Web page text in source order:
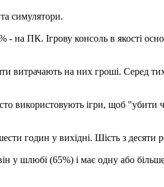
симулятори.
на ПК. Ігрову консоль в якості
витрачають на них гроші. Серед
використовують ігри, щоб
годин у вихідні. Шість з десяти
у шлюбі (65%) і має одну або